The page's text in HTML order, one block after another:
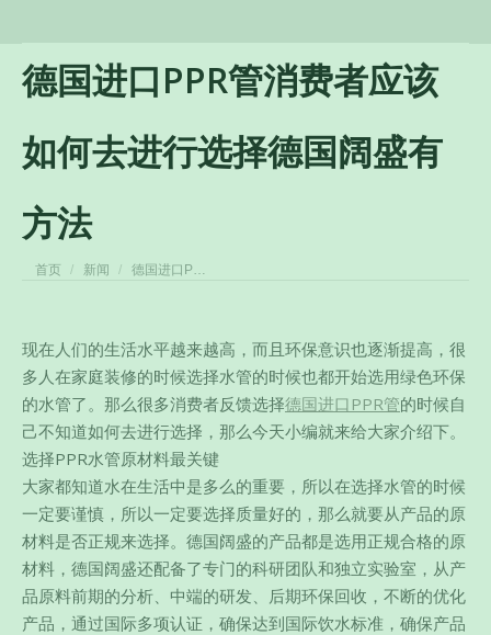
德国进口PPR管消费者应该
如何去进行选择德国阔盛有
方法
您在这里：
首页 新闻 德国进口P…
现在人们的生活水平越来越高，而且环保意识也逐渐提高，很
多人在家庭装修的时候选择水管的时候也都开始选用绿色环保
的水管了。那么很多消费者反馈选择德国进口PPR管的时候自
己不知道如何去进行选择，那么今天小编就来给大家介绍下。
选择PPR水管原材料最关键
大家都知道水在生活中是多么的重要， 所以在选择水管的时候
一定要谨慎，所以一定要选择质量好的，那么就要从产品的原
材料是否正规来选择。德国阔盛的产品都是选用正规合格的原
材料，德国阔盛还配备了专门的科研团队和独立实验室，从产
品原料前期的分析、中端的研发、后期环保回收，不断的优化
产品，通过国际多项认证，确保达到国际饮水标准，确保产品